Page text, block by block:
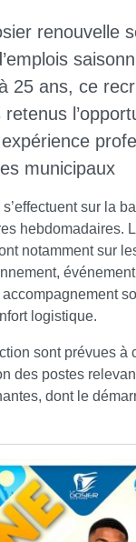
renouvelle
25 ans, ce
municipaux
sur la
hebdomadaires.
notamment sur
logistique.
sont prévues à
des postes
dont le